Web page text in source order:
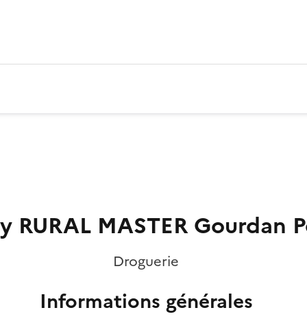
RURAL MASTER Gourdan
Droguerie
Informations générales